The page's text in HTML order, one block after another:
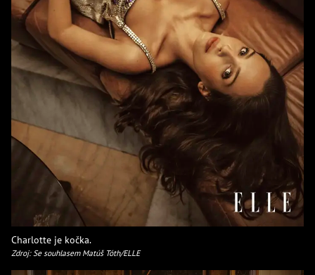
Charlotte je kočka.
Zdroj: Se souhlasem Matúš Tóth/ELLE